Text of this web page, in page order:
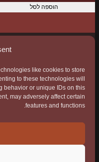
like cookies to store
to these technologies will
behavior or unique IDs on this
may adversely affect certain
features and functions.
המקורי
252.00 ₪.
₪.
הוספה לסל
כל הפרטים המתבקשים
אך ורק לשימושיות